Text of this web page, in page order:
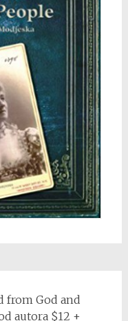
from God and
autora $12 +